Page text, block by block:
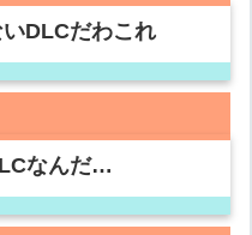
DLCだわこれ
なんだ…